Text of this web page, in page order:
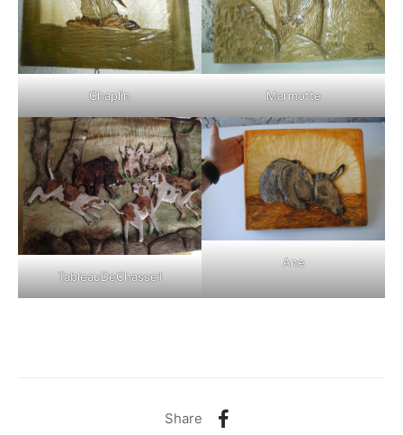
Chaplin Marmotte
TableauDeChasse1
Ane
Share